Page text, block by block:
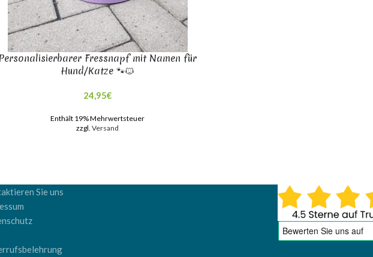
Personalisierbarer Fressnapf mit Namen für
Hund/Katze 🐾🐱
24,95€
Enthält 19% Mehrwertsteuer
zzgl.Versand
Sie uns